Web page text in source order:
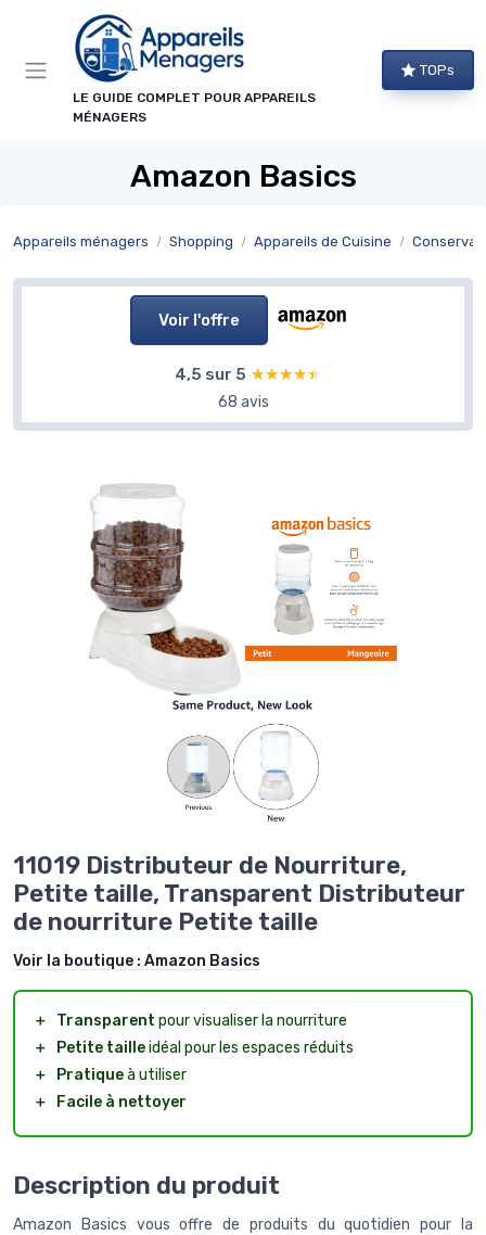
LE GUIDE COMPLET POUR APPAREILS
MÉNAGERS
TOPs
Amazon Basics
Appareils ménagers Shopping Appareils de Cuisine
Voir l'offre
4,5 sur 5 ★★★★★
★★★★★
68 avis
11019 Distributeur de Nourriture,
Petite taille, Transparent Distributeur
de nourriture Petite taille
Voir la boutique : Amazon Basics
＋ Transparent pour visualiser la nourriture
＋
Petite tailleidéal pour les espaces réduits
＋
Pratiqueà utiliser
＋
Facile à nettoyer
Description du produit
Amazon Basics vous offre de produits du quotidien pour la
Panneau de gestion des cookies